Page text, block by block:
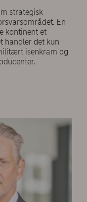
strategisk
En
kontinent et
handler det kun
isenkram og